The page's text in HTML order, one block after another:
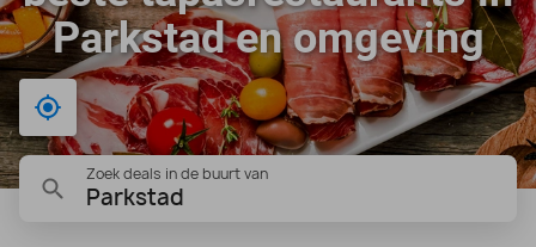
Parkstad en omgeving
Bij mij in de buurt
Zoek deals in de buurt van
Parkstad